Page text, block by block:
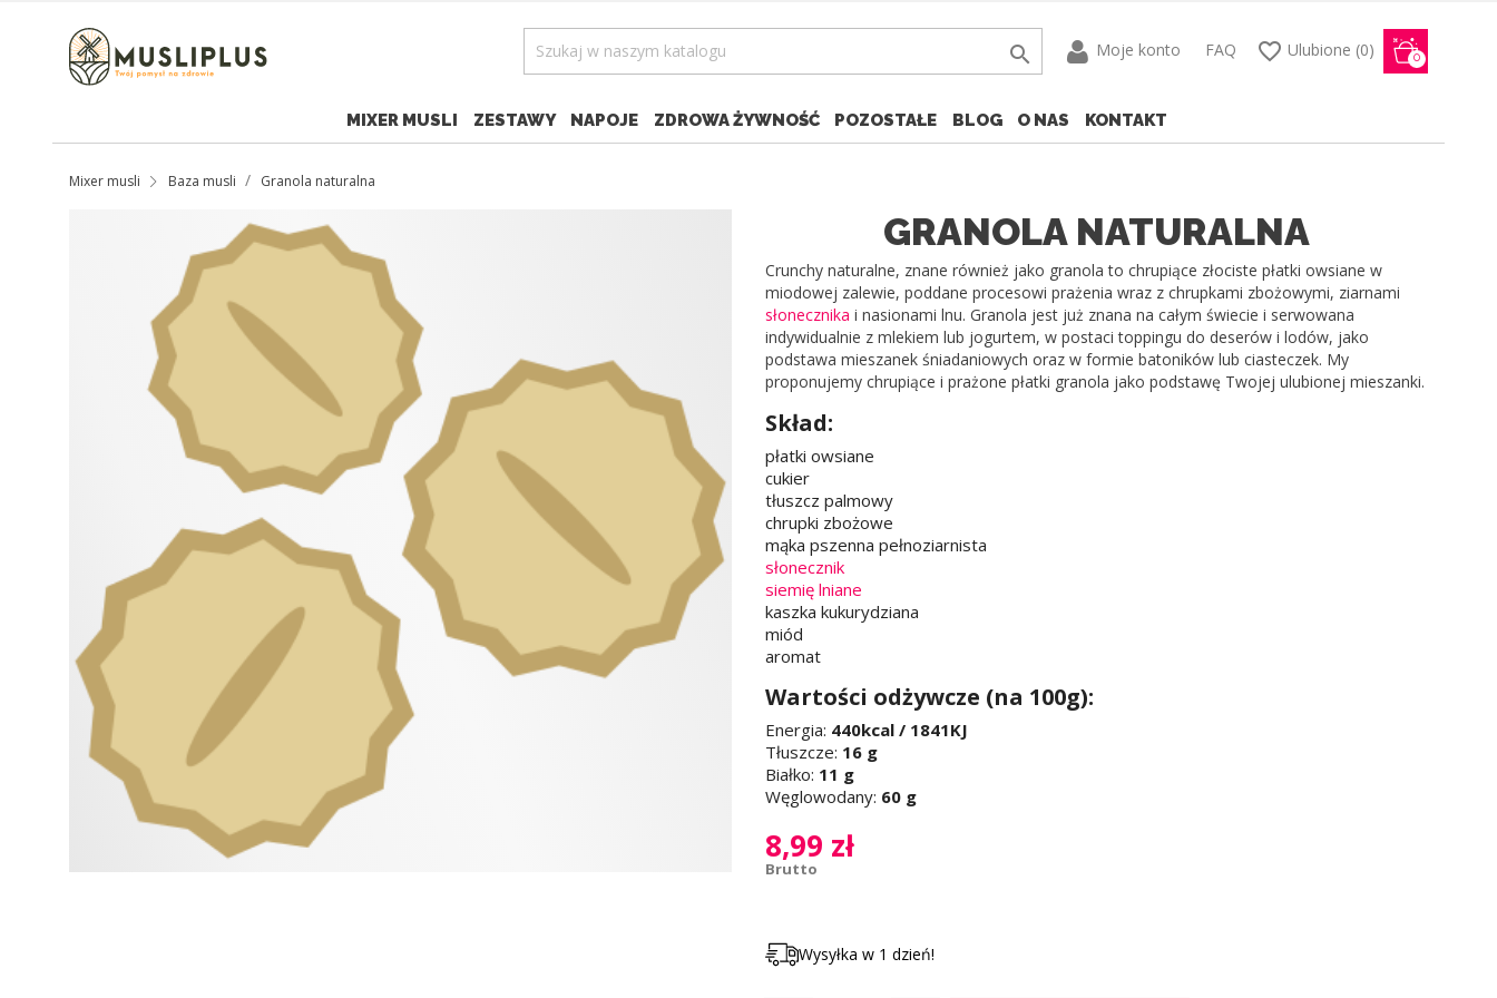
 Moje konto FAQ favorite_border Ulubione (0) 0
MIXER MUSLI ZESTAWY NAPOJE ZDROWA ŻYWNOŚĆ POZOSTAŁE BLOG O NAS KONTAKT
Mixer musli Baza musli Granola naturalna
GRANOLA NATURALNA
Crunchy naturalne, znane również jako granola to chrupiące złociste płatki owsiane w
miodowej zalewie, poddane procesowi prażenia wraz z chrupkami zbożowymi, ziarnami
słonecznika i nasionami lnu. Granola jest już znana na całym świecie i serwowana
indywidualnie z mlekiem lub jogurtem, w postaci toppingu do deserów i lodów, jako
podstawa mieszanek śniadaniowych oraz w formie batoników lub ciasteczek. My
proponujemy chrupiące i prażone płatki granola jako podstawę Twojej ulubionej mieszanki.
Skład:
płatki owsiane
cukier
tłuszcz palmowy
chrupki zbożowe
mąka pszenna pełnoziarnista
słonecznik
siemię lniane
kaszka kukurydziana
miód
aromat
Wartości odżywcze (na 100g):
Energia: 440kcal / 1841KJ
Tłuszcze: 16 g
Białko: 11 g
Węglowodany: 60 g
8,99 zł
Brutto
Wysyłka w 1 dzień!